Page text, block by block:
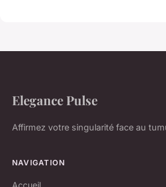
Elegance Pulse
Affirmez votre singularité face au
NAVIGATION
Accueil